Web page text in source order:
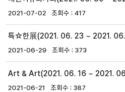
2021-07-02 417
특☆한展(2021. 06. 23 ~ 2021.
2021-06-29 373
Art & Art(2021. 06. 16 ~ 2021.
2021-06-21 387